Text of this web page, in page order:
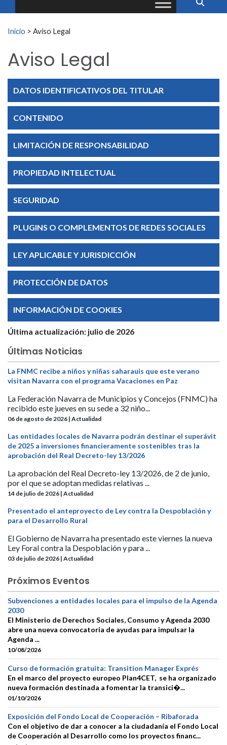
Buscar:
Inicio > Aviso Legal
Aviso Legal
DATOS IDENTIFICATIVOS DEL TITULAR
CONTENIDO
LIMITACIÓN DE RESPONSABILIDAD
PROPIEDAD INTELECTUAL
SEGURIDAD
PLUGINS O COMPLEMENTOS DE REDES SOCIALES
LEY APLICABLE Y JURISDICCIÓN
PROTECCIÓN DE DATOS
INFORMACIÓN DE COOKIES
Última actualización: julio de 2026
Últimas Noticias
La FNMC recibe a niños y niñas saharauis que este verano
visitan Navarra con el programa Vacaciones en Paz
La Federación Navarra de Municipios y Concejos (FNMC) ha
recibido este jueves en su sede a 32 niño...
06 de agosto de 2026 | Actualidad
Las entidades locales de Navarra podrán destinar el superávit
de 2025 a inversiones financieramente sostenibles tras la
aprobación del Real Decreto-ley 13/2026
La aprobación del Real Decreto-ley 13/2026, de 2 de junio,
por el que se adoptan medidas relativas ...
14 de julio de 2026 | Actualidad
Presentado el anteproyecto de Ley contra la Despoblación y
para el Desarrollo Rural
El Gobierno de Navarra ha presentado este viernes la nueva
Ley Foral contra la Despoblación y para ...
03 de julio de 2026 | Actualidad
Próximos Eventos
Subvenciones a entidades locales para el impulso de la Agenda
2030
El Ministerio de Derechos Sociales, Consumo y Agenda 2030
abre una nueva convocatoria de ayudas para impulsar la
Agenda ...
10/08/2026
Curso de formación gratuita: Transition Manager Exprés
En el marco del proyecto europeo Plan4CET, se ha organizado
nueva formación destinada a fomentar la transici�...
01/10/2026
Exposición del Fondo Local de Cooperación – Ribaforada
Con el objetivo de dar a conocer a la ciudadanía el Fondo Local
de Cooperación al Desarrollo como los proyectos financ...